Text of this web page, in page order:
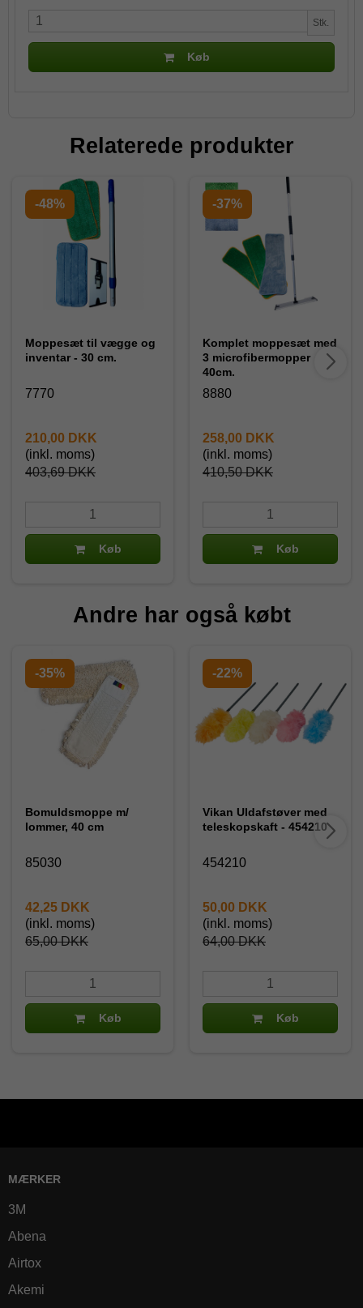
Stk.
Køb
Relaterede produkter
-48%
Moppesæt til vægge og
inventar - 30 cm.
7770
403,69 DKK
210,00 DKK
(inkl. moms)
Køb
-37%
Komplet moppesæt med
3 microfibermopper
40cm.
8880
410,50 DKK
258,00 DKK
(inkl. moms)
Køb
Andre har også købt
-35%
Bomuldsmoppe m/
lommer, 40 cm
85030
65,00 DKK
42,25 DKK
(inkl. moms)
Køb
-22%
Vikan Uldafstøver med
teleskopskaft - 454210
454210
64,00 DKK
50,00 DKK
(inkl. moms)
Køb
MÆRKER
3M
Abena
Airtox
Akemi